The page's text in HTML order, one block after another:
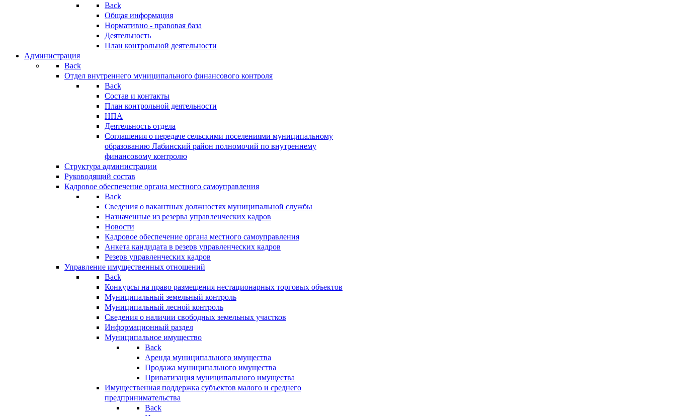
Back
Общая информация
Нормативно - правовая база
Деятельность
План контрольной деятельности
Администрация
Back
Отдел внутреннего муниципального финансового контроля
Back
Состав и контакты
План контрольной деятельности
НПА
Деятельность отдела
Соглашения о передаче сельскими поселениями муниципальному
образованию Лабинский район полномочий по внутреннему
финансовому контролю
Структура администрации
Руководящий состав
Кадровое обеспечение органа местного самоуправления
Back
Сведения о вакантных должностях муниципальной службы
Назначенные из резерва управленческих кадров
Новости
Кадровое обеспечение органа местного самоуправления
Анкета кандидата в резерв управленческих кадров
Резерв управленческих кадров
Управление имущественных отношений
Back
Конкурсы на право размещения нестационарных торговых объектов
Муниципальный земельный контроль
Муниципальный лесной контроль
Сведения о наличии свободных земельных участков
Информационный раздел
Муниципальное имущество
Back
Аренда муниципального имущества
Продажа муниципального имущества
Приватизация муниципального имущества
Имущественная поддержка субъектов малого и среднего
предпринимательства
Back